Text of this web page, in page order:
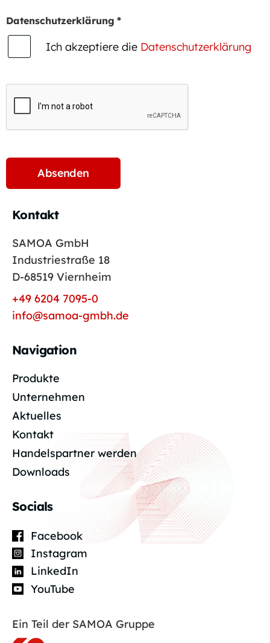
Datenschutzerklärung *
Ich akzeptiere die Datenschutzerklärung
Kontakt
SAMOA GmbH
Industriestraße 18
D-68519 Viernheim
+49 6204 7095-0
info@samoa-gmbh.de
Navigation
Produkte
Unternehmen
Aktuelles
Kontakt
Handelspartner werden
Downloads
Socials
Facebook
Instagram
LinkedIn
YouTube
Ein Teil der SAMOA Gruppe